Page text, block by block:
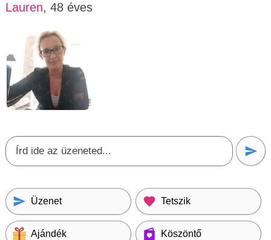
Lauren, 48 éves
Üzenet Tetszik
Ajándék Köszöntő